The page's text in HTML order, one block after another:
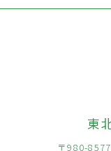
東
〒980-